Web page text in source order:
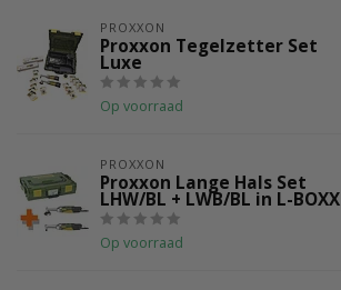
PROXXON
Proxxon Tegelzetter Set
Luxe
Op voorraad
PROXXON
Proxxon Lange Hals Set
LHW/BL + LWB/BL in L-BOXX
Op voorraad